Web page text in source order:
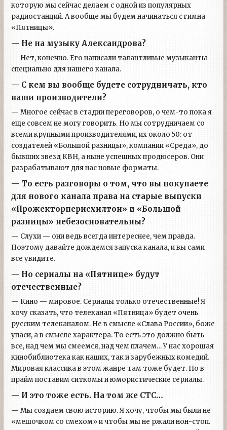
которую мы сейчас делаем с одной из популярных
радиостанций. А вообще мы будем начинаться с гимна
«Пятницы».
— Не на музыку Александрова?
— Нет, конечно. Его написали талантливые музыканты
специально для нашего канала.
— С кем вы вообще будете сотрудничать, кто
ваши производители?
— Многое сейчас в стадии переговоров, о чем-то пока я
еще совсем не могу говорить. Но мы сотрудничаем со
всеми крупными производителями, их около 50: от
создателей «Большой разницы», компании «Среда», до
бывших звезд КВН, а ныне успешных продюсеров. Они
разрабатывают для нас новые форматы.
— То есть разговоры о том, что вы покупаете
для нового канала права на старые выпуски
«Прожекторперисхилтон» и «Большой
разницы» небезосновательны?
— Слухи — они ведь всегда интереснее, чем правда.
Поэтому давайте дождемся запуска канала, и вы сами
все увидите.
— Но сериалы на «Пятнице» будут
отечественные?
— Кино — мировое. Сериалы только отечественные! Я
хочу сказать, что телеканал «Пятница» будет очень
русским телеканалом. Не в смысле «Слава России», боже
упаси, а в смысле характера. То есть это должно быть
все, над чем мы смеемся, над чем плачем… У нас хорошая
кинобиблиотека как наших, так и зарубежных комедий.
Мировая классика в этом жанре там тоже будет. Но в
прайм поставим ситкомы и юмористические сериалы.
— И это тоже есть. На том же СТС…
— Мы создаем свою историю. Я хочу, чтобы мы были не
«мешочком со смехом» и чтобы мы не ржали нон-стоп.